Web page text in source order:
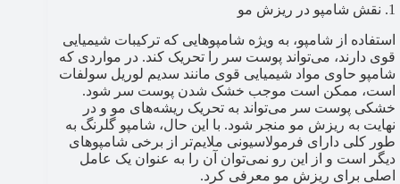
1. نقش شامپو در ریزش مو
استفاده از شامپو، به ویژه شامپوهایی که ترکیبات شیمیایی
قوی دارند، می‌تواند پوست سر را تحریک کند. در مواردی که
شامپو حاوی مواد شیمیایی قوی مانند سدیم لوریل سولفات
است، ممکن است موجب خشک شدن پوست سر شود.
خشکی پوست سر می‌تواند به تحریک ریشه‌های مو و در
نهایت به ریزش مو منجر شود. با این حال، شامپو گلرنگ به
طور کلی دارای فرمولاسیونی ملایم‌تر از برخی شامپوهای
دیگر است و از این رو نمی‌توان آن را به عنوان یک عامل
اصلی برای ریزش مو معرفی کرد.